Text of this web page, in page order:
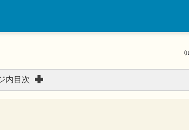
（
内目次